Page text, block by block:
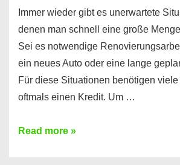
Immer wieder gibt es unerwartete
denen man schnell eine große
Sei es notwendige
ein neues Auto oder eine lange
Für diese Situationen benötigen
oftmals einen Kredit. Um …
Brauchen
Read more »